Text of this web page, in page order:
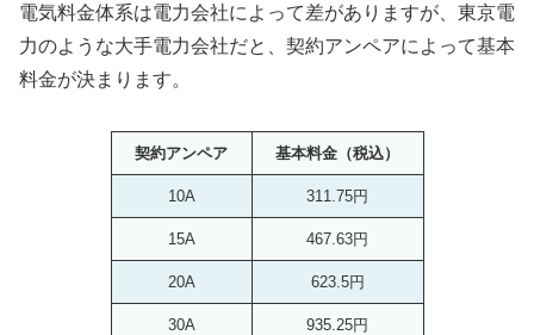
電気料金体系は電力会社によって差がありますが、東京電
力のような大手電力会社だと、契約アンペアによって基本
料金が決まります。
契約アンペア 基本料金（税込）
10A 311.75円
15A 467.63円
20A 623.5円
30A 935.25円